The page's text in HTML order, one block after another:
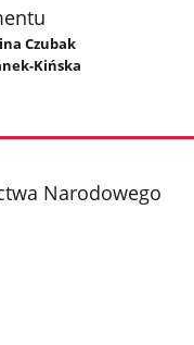
Czubak
Kińska
Narodowego